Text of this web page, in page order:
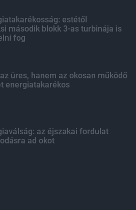
estétől
második blokk 3-as turbinája is
fog
üres, hanem az okosan működő
energiatakarékos
az éjszakai fordulat
ad okot